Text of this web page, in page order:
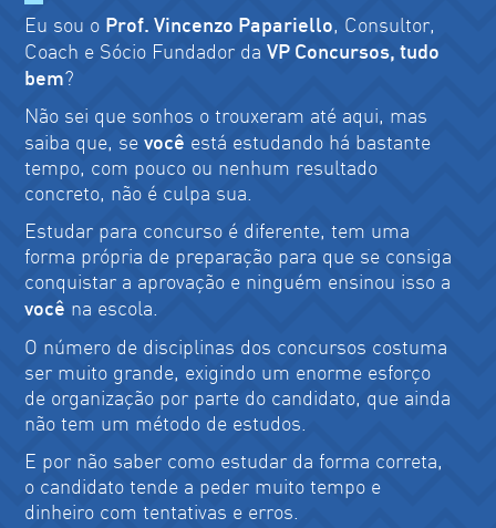
MARIANA OLIVEIRA
CRISTIANE SODRÉ
Eu sou o Prof. Vincenzo Papariello, Consultor,
Coach e Sócio Fundador daVP Concursos, tudo
bem?
Não sei que sonhos o trouxeram até aqui, mas
saiba que, sevocê está estudando há bastante
tempo, com pouco ou nenhum resultado
concreto, não é culpa sua.
Estudar para concurso é diferente, tem uma
forma própria de preparação para que se consiga
conquistar a aprovação e ninguém ensinou isso a
você na escola.
O número de disciplinas dos concursos costuma
ser muito grande, exigindo um enorme esforço
de organização por parte do candidato, que ainda
não tem um método de estudos.
E por não saber como estudar da forma correta,
o candidato tende a peder muito tempo e
dinheiro com tentativas e erros.